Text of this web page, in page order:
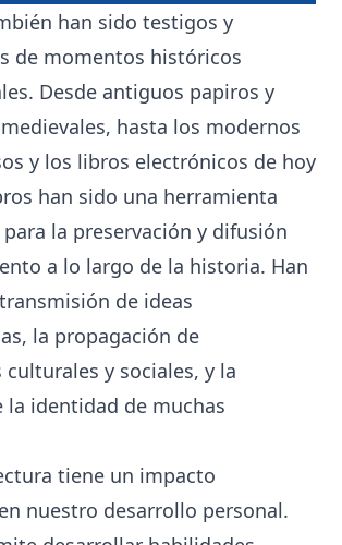
han sido testigos y
de momentos históricos
Desde antiguos papiros y
hasta los modernos
y los libros electrónicos de hoy
han sido una herramienta
la preservación y difusión
a lo largo de la historia. Han
de ideas
la propagación de
y sociales, y la
la identidad de muchas
tiene un impacto
nuestro desarrollo personal.